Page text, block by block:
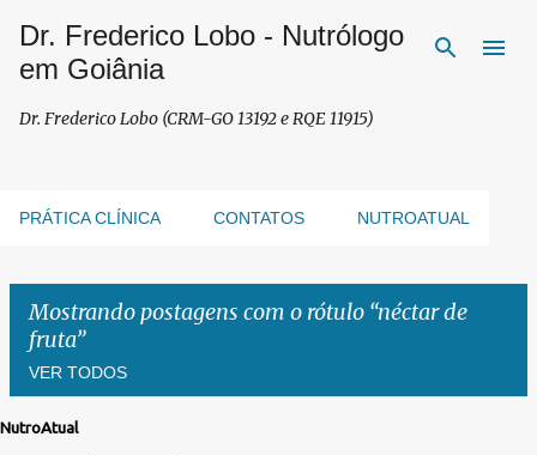
Pular para o conteúdo principal
Dr. Frederico Lobo - Nutrólogo
em Goiânia
Dr. Frederico Lobo (CRM-GO 13192 e RQE 11915)
PRÁTICA CLÍNICA CONTATOS NUTROATUAL
Mostrando postagens com o rótulo néctar de
fruta
VER TODOS
NutroAtual